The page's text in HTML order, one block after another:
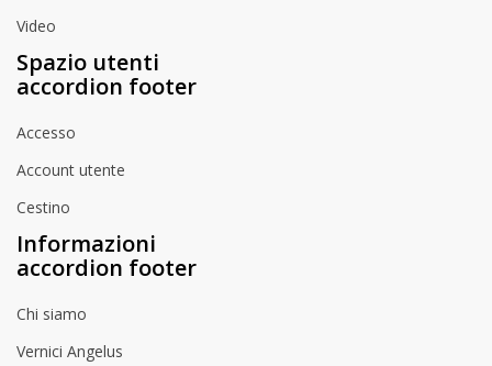
Video
Spazio utenti
accordion footer
Accesso
Account utente
Cestino
Informazioni
accordion footer
Chi siamo
Vernici Angelus